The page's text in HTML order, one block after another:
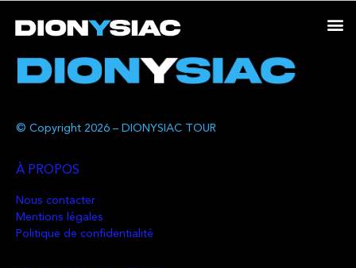
© Copyright 2026 – DIONYSIAC TOUR
À PROPOS
Nous contacter
Mentions légales
Politique de confidentialité